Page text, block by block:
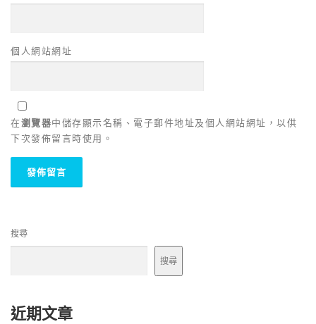
個人網站網址
在瀏覽器中儲存顯示名稱、電子郵件地址及個人網站網址，以供
下次發佈留言時使用。
搜尋
搜尋
近期文章